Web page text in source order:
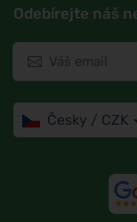
Odebírejte náš
Česky / CZK